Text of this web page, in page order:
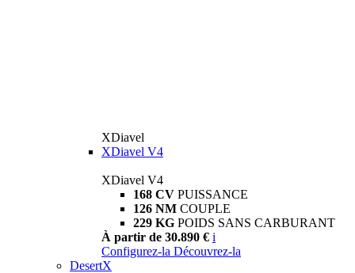
XDiavel
XDiavel V4
XDiavel V4
168 CV PUISSANCE
126 NM COUPLE
229 KG POIDS SANS CARBURANT
À partir de 30.890 € i
Configurez-la Découvrez-la
DesertX